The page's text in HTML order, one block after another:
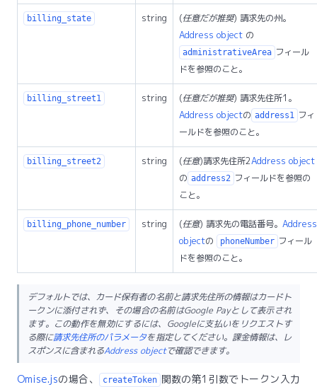
billing_state string (任意だが推奨) 請求先の州。
Address object の
administrativeArea フィール
ドを参照のこと。
billing_street1 string (任意だが推奨) 請求先住所1。
Address objectの address1 フィ
ールドを参照のこと。
billing_street2 string (任意)請求先住所2Address object
の address2 フィールドを参照の
こと。
billing_phone_number string (任意) 請求先の電話番号。 Address
objectの phoneNumber フィール
ドを参照のこと。
デフォルトでは、カード保有者の名前と請求先住所の情報はカードト
ークンに添付されず、その場合の名前はGoogle Payとして表示され
ます。この動作を無効にするには、Googleに支払いをリクエストす
る際に請求先住所のパラメータを指定してください。課金情報は、レ
スポンスに含まれるAddress objectで確認できます。
Omise.jsの場合、 createToken 関数の第1引数でトークン入力